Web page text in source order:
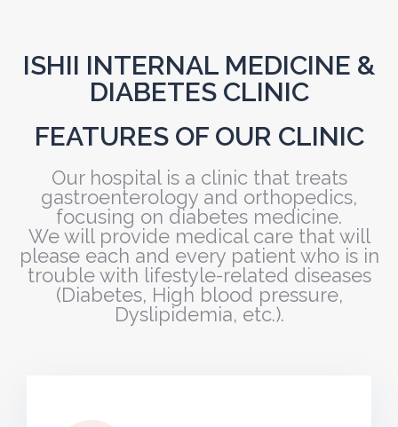
ISHII INTERNAL MEDICINE &
DIABETES CLINIC
FEATURES OF OUR CLINIC
Our hospital is a clinic that treats
gastroenterology and orthopedics,
focusing on diabetes medicine.
We will provide medical care that will
please each and every patient who is in
trouble with lifestyle-related diseases
(Diabetes, High blood pressure,
Dyslipidemia, etc.).